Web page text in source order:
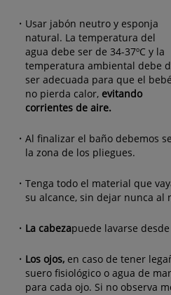
Usar jabón neutro y esponja
natural. La temperatura del
agua debe ser de 34-37ºC y la
temperatura ambiental debe
ser adecuada para que el bebé
no pierda calor, evitando
corrientes de aire.
Al finalizar el baño debemos
la zona de los pliegues.
Tenga todo el material que
su alcance, sin dejar nunca al
La cabezapuede lavarse
Los ojos, en caso de tener
suero fisiológico o agua de
para cada ojo. Si no observa